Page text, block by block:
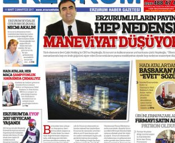
Esat BİNDESEN
Başkan Sekmen’den Erzurum’a
bir vizyon proje daha!
02 Ağustos 2026 Pazar
Kadir SABUNCUOĞLU
Erzurumspor’un köşe taşları
29 Haziran 2026 Pazartesi
Kenan GÜLERCİ